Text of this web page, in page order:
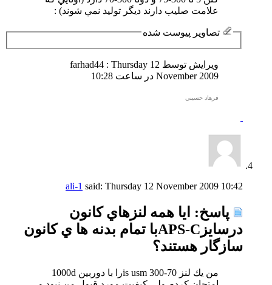
علامت صليب دارند ديگر توليد نمي شوند) :
تصاویر پیوست شده
ویرایش توسط farhad44 : Thursday 12
November 2009 در ساعت
10:28
فرهاد حسيني
ali-1 said: Thursday 12 November 2009 10:42
پاسخ: ايا همه لنزهاي كانون
درسايزAPS-Cبا تمام بدنه ها ي كانون
سازگار هستند؟
من يك لنز 70-300 is usmرا با دوربين 1000d